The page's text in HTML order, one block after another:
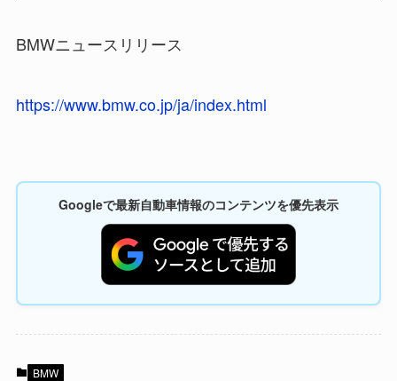
BMWニュースリリース
https://www.bmw.co.jp/ja/index.html
Googleで最新自動車情報のコンテンツを優先表示
BMW